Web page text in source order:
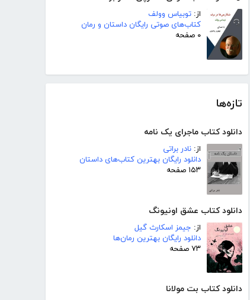
از: توبیاس وولف
کتاب‌های صوتی رایگان داستان و رمان
۰ صفحه
تازه‌ها
دانلود کتاب ماجرای یک نامه
از: نادر براتی
دانلود رایگان بهترین کتاب‌های داستان
۱۵۳ صفحه
دانلود کتاب عشق اونیونگ
از: جیمز اسکارث گیل
دانلود رایگان بهترین رمان‌ها
۷۳ صفحه
دانلود کتاب بت مولانا